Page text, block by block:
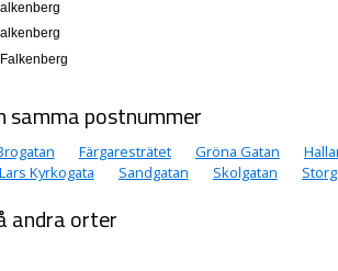
samma postnummer
Färgaresträtet Gröna Gatan
Kyrkogata Sandgatan Skolgatan
andra orter